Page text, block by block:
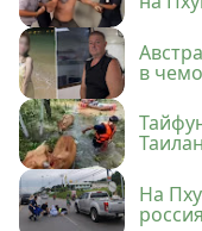
в
На